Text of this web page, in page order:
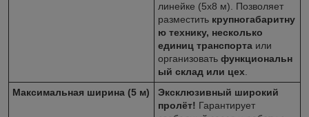
линейке (5x8 м). Позволяет
разместить крупногабаритну
ю технику, несколько
единиц транспорта или
организовать функциональн
ый склад или цех.
Максимальная ширина (5 м)
Эксклюзивный широкий
пролёт! Гарантирует